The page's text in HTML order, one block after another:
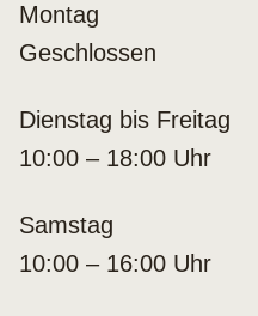
Montag
Geschlossen
Dienstag bis Freitag
10:00 – 18:00 Uhr
Samstag
10:00 – 16:00 Uhr